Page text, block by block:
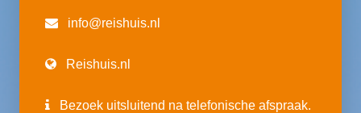
info@reishuis.nl
Reishuis.nl
Bezoek uitsluitend na telefonische afspraak.